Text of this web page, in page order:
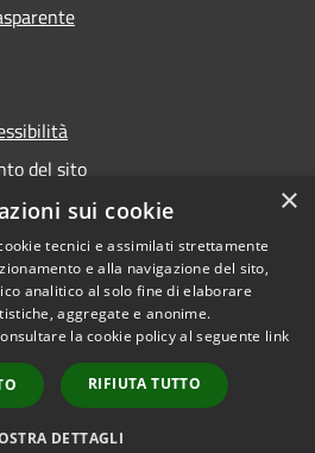
del sito
Copyright © 2026 • Comune di
Baiso • Powered by
Municipium•Accesso
redazione
×
sui cookie
tecnici e assimilati strettamente
e alla navigazione del sito,
analitico al solo fine di elaborare
aggregate e anonime.
la cookie policy al seguente link
RIFIUTA TUTTO
DETTAGLI